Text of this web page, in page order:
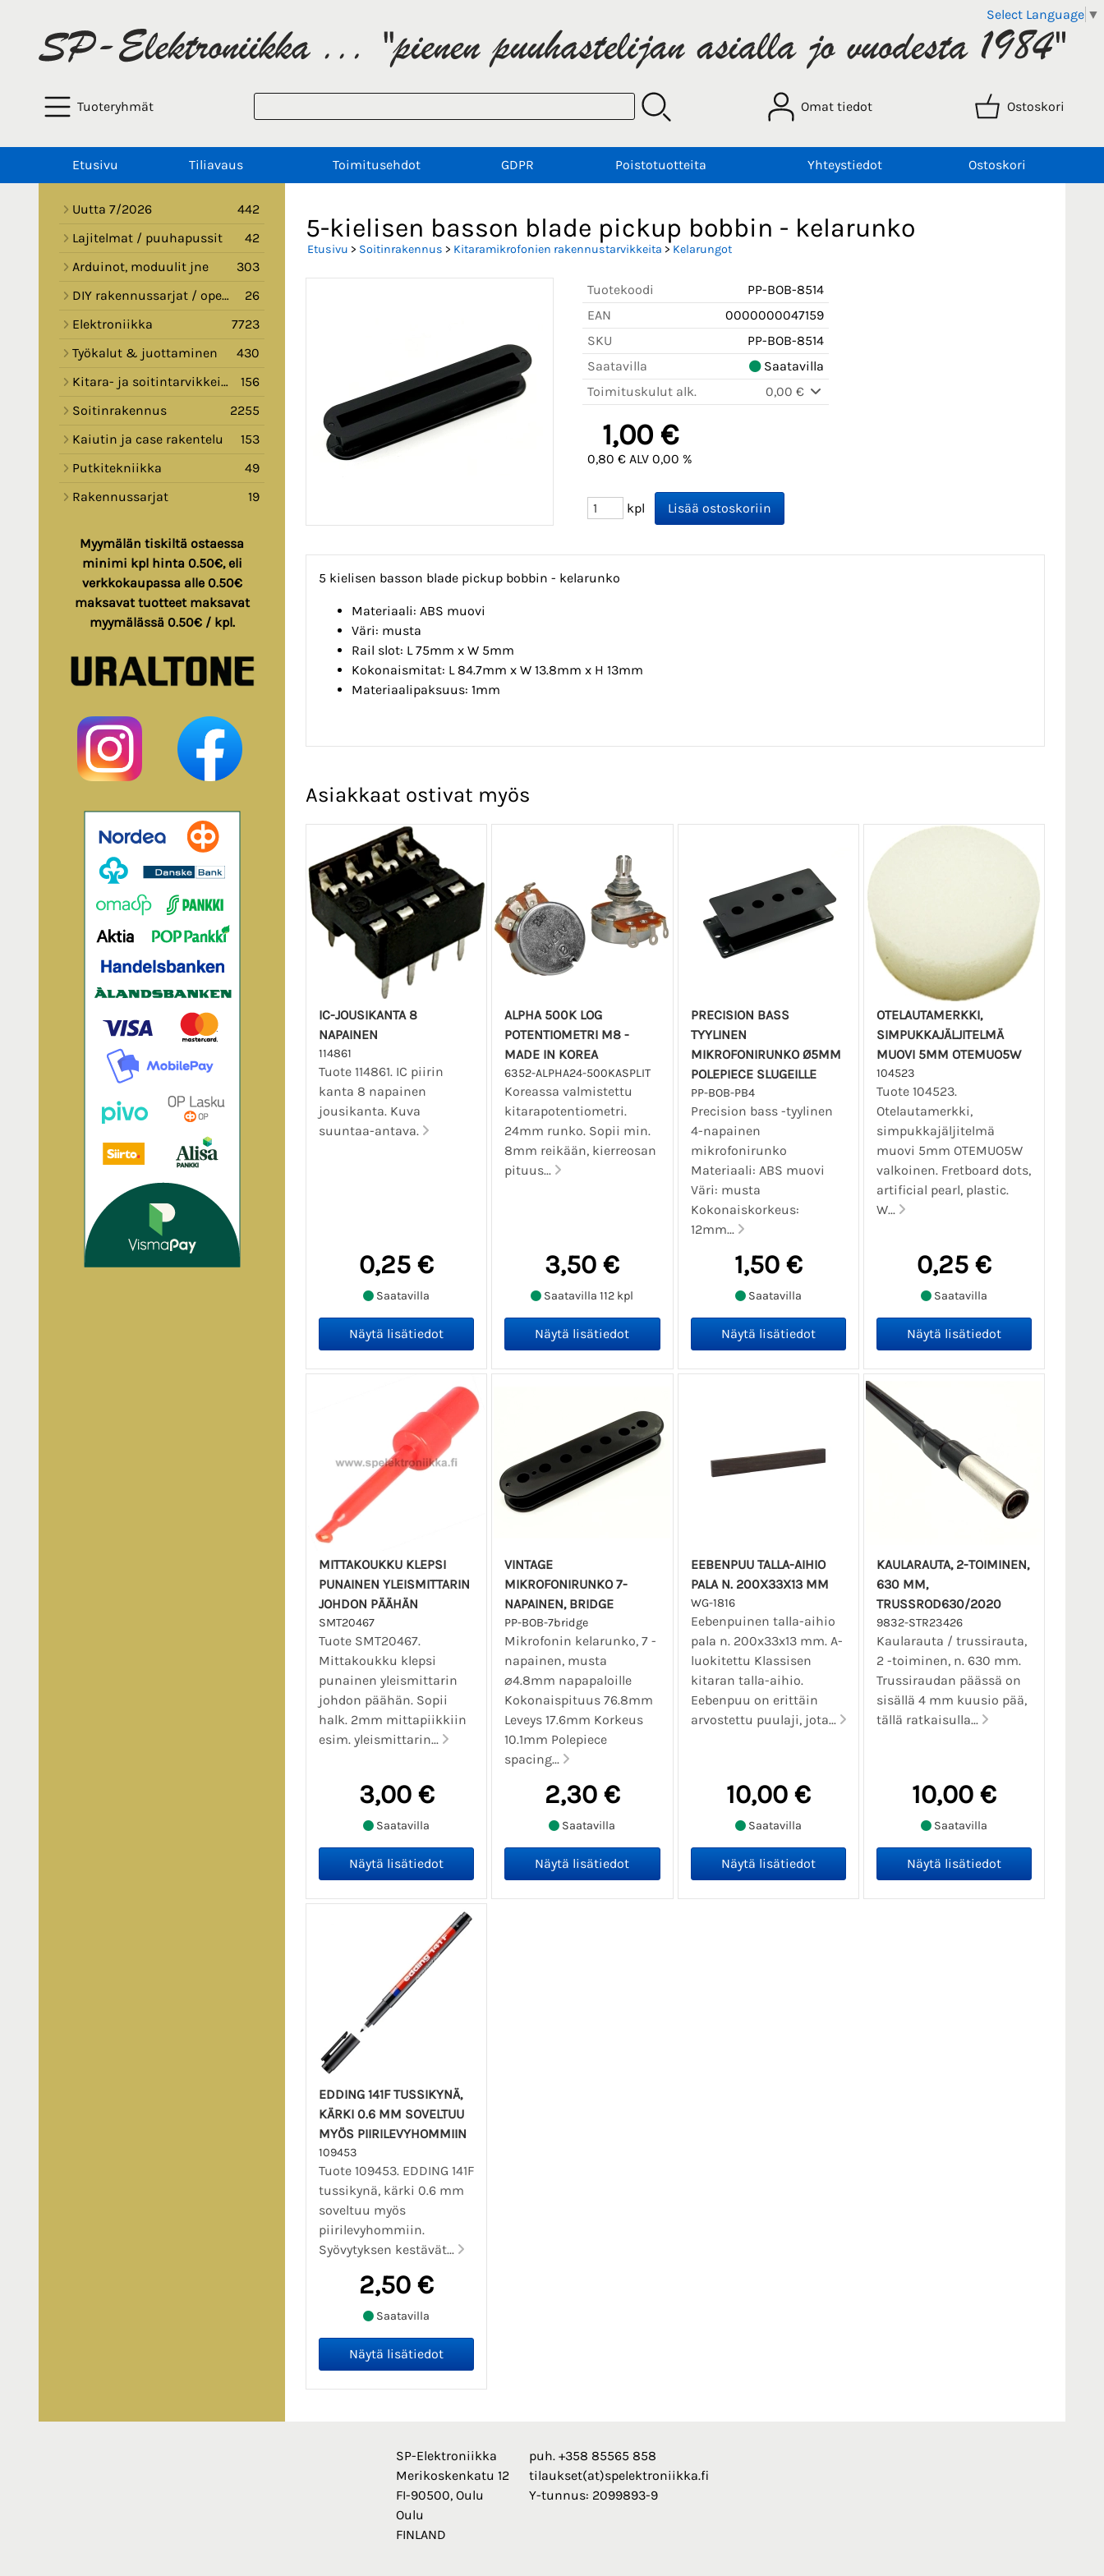
Select Language ▼
Tuoteryhmät Omat tiedot Ostoskori
Etusivu Tiliavaus Toimitusehdot GDPR Poistotuotteita Yhteystiedot Ostoskori
Uutta 7/2026
442
Lajitelmat / puuhapussit
42
Arduinot, moduulit jne
303
DIY rakennussarjat / opetussarjat
26
Elektroniikka
7723
Työkalut & juottaminen
430
Kitara- ja soitintarvikkeita
156
Soitinrakennus
2255
Kaiutin ja case rakentelu
153
Putkitekniikka
49
Rakennussarjat
19
Myymälän tiskiltä ostaessa
minimi kpl hinta 0.50€, eli
verkkokaupassa alle 0.50€
maksavat tuotteet maksavat
myymälässä 0.50€ / kpl.
5-kielisen basson blade pickup bobbin - kelarunko
Etusivu > Soitinrakennus > Kitaramikrofonien rakennustarvikkeita > Kelarungot
Tuotekoodi
PP-BOB-8514
EAN
0000000047159
SKU
PP-BOB-8514
Saatavilla
Saatavilla
Toimituskulut alk.
0,00 €
1,00 €
0,80 € ALV 0,00 %
kpl
5 kielisen basson blade pickup bobbin - kelarunko
Materiaali: ABS muovi
Väri: musta
Rail slot: L 75mm x W 5mm
Kokonaismitat: L 84.7mm x W 13.8mm x H 13mm
Materiaalipaksuus: 1mm
Asiakkaat ostivat myös
IC-JOUSIKANTA 8
NAPAINEN
114861
Tuote 114861. IC piirin
kanta 8 napainen
jousikanta. Kuva
suuntaa-antava.
0,25 €
Saatavilla
ALPHA 500K LOG
POTENTIOMETRI M8 -
MADE IN KOREA
6352-ALPHA24-500KASPLIT
Koreassa valmistettu
kitarapotentiometri.
24mm runko. Sopii min.
8mm reikään, kierreosan
pituus...
3,50 €
Saatavilla 112 kpl
PRECISION BASS
TYYLINEN
MIKROFONIRUNKO Ø5MM
POLEPIECE SLUGEILLE
PP-BOB-PB4
Precision bass -tyylinen
4-napainen
mikrofonirunko
Materiaali: ABS muovi
Väri: musta
Kokonaiskorkeus:
12mm...
1,50 €
Saatavilla
OTELAUTAMERKKI,
SIMPUKKAJÄLJITELMÄ
MUOVI 5MM OTEMUO5W
104523
Tuote 104523.
Otelautamerkki,
simpukkajäljitelmä
muovi 5mm OTEMUO5W
valkoinen. Fretboard dots,
artificial pearl, plastic.
W...
0,25 €
Saatavilla
MITTAKOUKKU KLEPSI
PUNAINEN YLEISMITTARIN
JOHDON PÄÄHÄN
SMT20467
Tuote SMT20467.
Mittakoukku klepsi
punainen yleismittarin
johdon päähän. Sopii
halk. 2mm mittapiikkiin
esim. yleismittarin...
3,00 €
Saatavilla
VINTAGE
MIKROFONIRUNKO 7-
NAPAINEN, BRIDGE
PP-BOB-7bridge
Mikrofonin kelarunko, 7 -
napainen, musta
⌀4.8mm napapaloille
Kokonaispituus 76.8mm
Leveys 17.6mm Korkeus
10.1mm Polepiece
spacing...
2,30 €
Saatavilla
EEBENPUU TALLA-AIHIO
PALA N. 200X33X13 MM
WG-1816
Eebenpuinen talla-aihio
pala n. 200x33x13 mm. A-
luokitettu Klassisen
kitaran talla-aihio.
Eebenpuu on erittäin
arvostettu puulaji, jota...
10,00 €
Saatavilla
KAULARAUTA, 2-TOIMINEN,
630 MM,
TRUSSROD630/2020
9832-STR23426
Kaularauta / trussirauta,
2 -toiminen, n. 630 mm.
Trussiraudan päässä on
sisällä 4 mm kuusio pää,
tällä ratkaisulla...
10,00 €
Saatavilla
EDDING 141F TUSSIKYNÄ,
KÄRKI 0.6 MM SOVELTUU
MYÖS PIIRILEVYHOMMIIN
109453
Tuote 109453. EDDING 141F
tussikynä, kärki 0.6 mm
soveltuu myös
piirilevyhommiin.
Syövytyksen kestävät...
2,50 €
Saatavilla
SP-Elektroniikka
Merikoskenkatu 12
FI-90500, Oulu
Oulu
FINLAND
puh. +358 85565 858
tilaukset(at)spelektroniikka.fi
Y-tunnus: 2099893-9